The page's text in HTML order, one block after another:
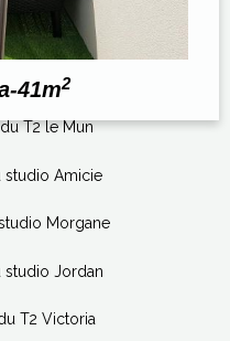
41m2
T2 le Mun
Amicie
Morgane
Jordan
T2 Victoria